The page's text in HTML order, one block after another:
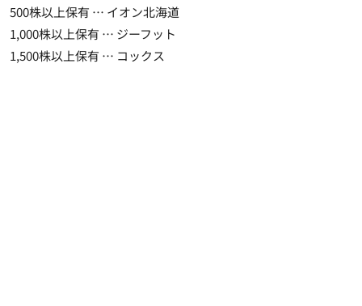
500株以上保有 … イオン北海道
1,000株以上保有 … ジーフット
1,500株以上保有 … コックス